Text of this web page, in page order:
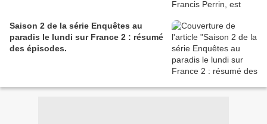
Saison 2 de la série Enquêtes au
paradis le lundi sur France 2 : résumé
des épisodes.